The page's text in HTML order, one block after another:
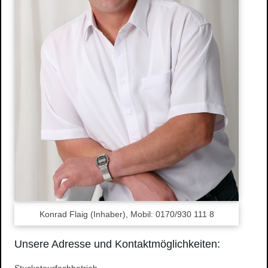
Wasserschaden- sanierung
Reinigungsarbeiten
Schimmelpilze
Herstellung und Verkauf von Stuck
Dekorative Oberflächen
Ihre Vorteile
Stuckgesims
Stuckleisten
Stuck-Rosetten
Natursteine
Altbausanierung
Hausnummern
Konrad Flaig (Inhaber), Mobil: 0170/930 111 8
Unsere Adresse und Kontaktmöglichkeiten: